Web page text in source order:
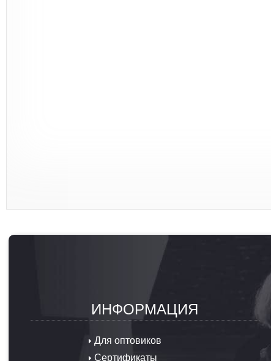
ИНФОРМАЦИЯ
Для оптовиков
Сертификаты